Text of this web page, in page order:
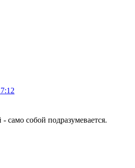
само собой подразумевается.